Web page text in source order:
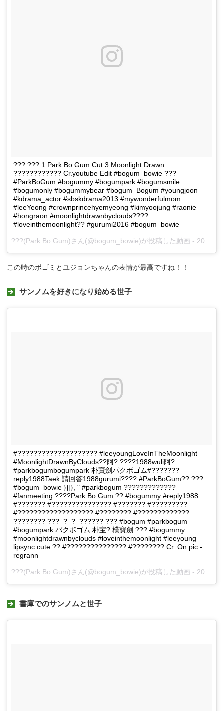
??? ??? 1 Park Bo Gum Cut 3 Moonlight Drawn
???????????? Cr.youtube Edit #bogum_bowie ???
#ParkBoGum #bogummy #bogumpark #bogumsmile
#bogumonly #bogummybear #bogum_Bogum #youngjoon
#kdrama_actor #sbskdrama2013 #mywonderfulmom
#leeYeong #crownprincehyemyeong #kimyoojung #raonie
#hongraon #moonlightdrawnbyclouds????
#loveinthemoonlight?? #gurumi2016 #bogum_bowie
???(Park Bo Gum)さん(@bogum_bowie)が投稿した動画 - 2017 1月 28 9:18午後 PST
この時のボゴミとユジョンちゃんの表情が最高ですね！！
サンノムを好きになり始める世子
#???????????????????? #leeyoungLoveInTheMoonlight
#MoonlightDrawnByClouds??阿? ????1988wuli阿?
#parkbogumbogumpark 朴寶劍パクボゴム#???????
reply1988Taek 請回答1988gurumi???? #ParkBoGum?? ???
#bogum_bowie }}]}, " #parkbogum ?????????????
#fanmeeting ????Park Bo Gum ?? #bogummy #reply1988
#??????? #??????????????? #??????? #?????????
#??????????????????? #???????? #?????????????
???????? ???_?_?_?????? ??? #bogum #parkbogum
#bogumpark パクボゴム 朴宝? 樸寶劍 ??? #bogummy
#moonlightdrawnbyclouds #loveinthemoonlight #leeyoung
lipsync cute ?? #??????????????? #???????? Cr. On pic -
regrann
???(Park Bo Gum)さん(@bogum_bowie)が投稿した動画 - 2017 1月 9 7:05午後 PST
書庫でのサンノムと世子